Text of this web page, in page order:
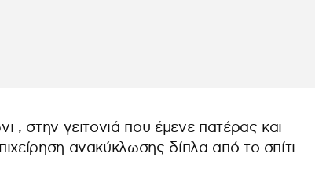
, στην γειτονιά που έμενε πατέρας και
ανακύκλωσης δίπλα από το σπίτι